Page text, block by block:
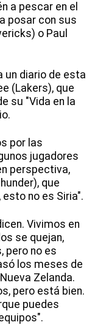
a pescar en el
posar con sus
o Paul
un diario de esta
(Lakers), que
su "Vida en la
por las
jugadores
perspectiva,
que
no es Siria".
Vivimos en
se quejan,
pero no es
los meses de
Zelanda.
pero está bien.
puedes